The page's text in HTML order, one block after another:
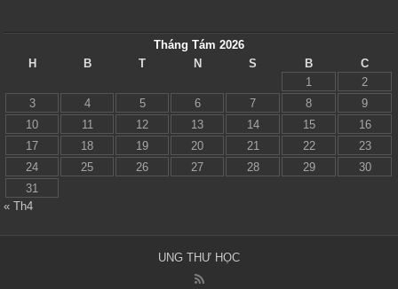
Tháng Tám 2026
H
B T N S B
C
1
2
3
4 5 6 7 8
9
10
11 12 13 14 15
16
17
18 19 20 21 22
23
24
25 26 27 28 29
30
31
« Th4
UNG THƯ HỌC